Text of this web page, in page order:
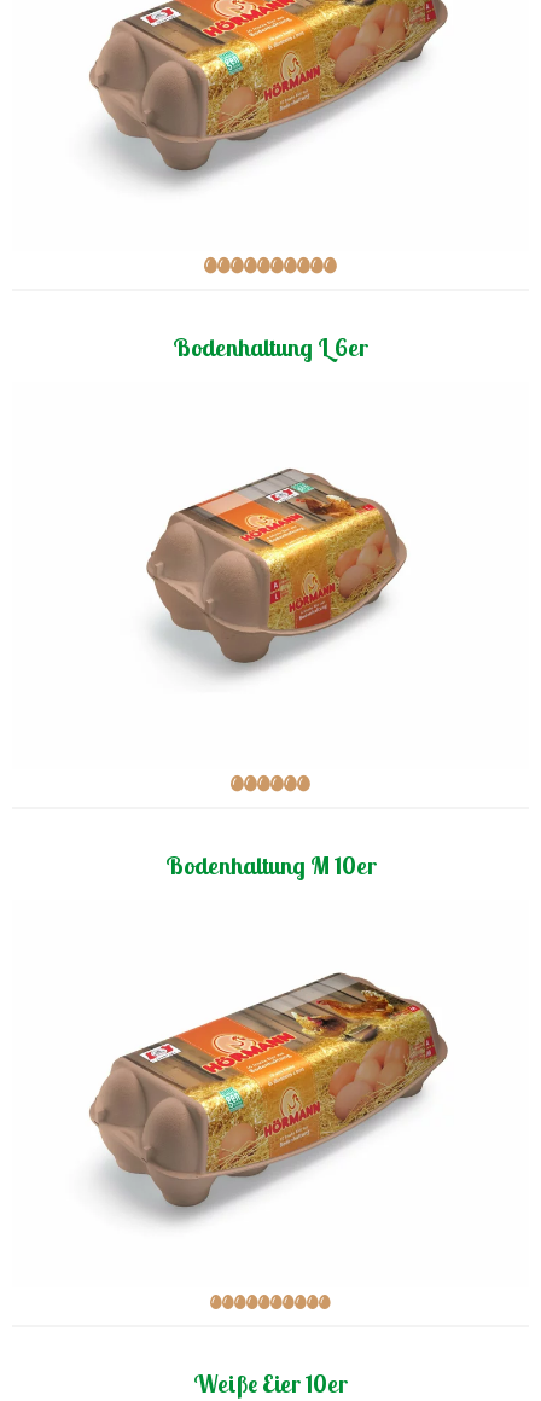
Bodenhaltung L 6er
Bodenhaltung M 10er
Weiße Eier 10er